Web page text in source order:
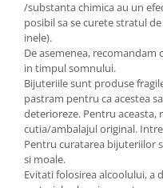
/substanta chimica au un
posibil sa se curete stratul
inele).
De asemenea, recomandam
in timpul somnului.
Bijuteriile sunt produse
pastram pentru ca acestea
deterioreze. Pentru aceasta,
cutia/ambalajul original.
Pentru curatarea bijuteriilor
si moale.
Evitati folosirea alcoolului, a